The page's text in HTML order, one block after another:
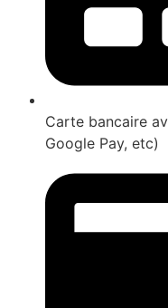
Carte bancaire
Google Pay, etc)